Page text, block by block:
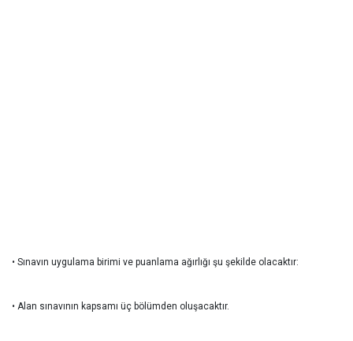
• Sınavın uygulama birimi ve puanlama ağırlığı şu şekilde olacaktır:
• Alan sınavının kapsamı üç bölümden oluşacaktır.